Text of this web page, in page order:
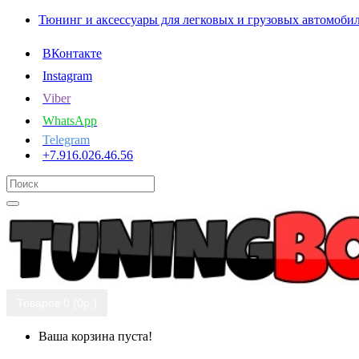
Тюнинг и аксессуары для легковых и грузовых
ВКонтакте
Instagram
Viber
WhatsApp
Telegram
+7.916.026.46.56
Ваша корзина пуста!